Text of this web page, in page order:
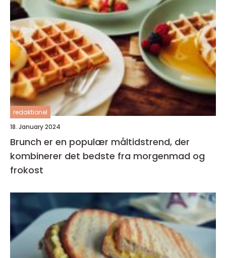
redaktionel
18. January 2024
Brunch er en populær måltidstrend, der
kombinerer det bedste fra morgenmad og
frokost